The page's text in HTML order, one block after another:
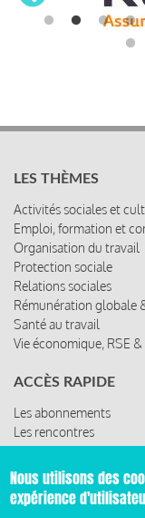
LES THÈMES
Activités sociales et
Emploi, formation et
Organisation du travail
Protection sociale
Relations sociales
Rémunération globale
Santé au travail
Vie économique, RSE
ACCÈS RAPIDE
Les abonnements
Les rencontres
Les ressources
Nous utilisons des
expérience